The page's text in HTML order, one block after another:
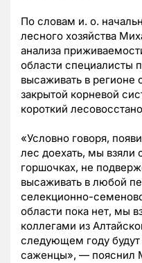
По словам и. о.
лесного хозяйства
анализа
области специалисты
высаживать в регионе
закрытой корневой
короткий
«Условно говоря,
лес доехать, мы взяли
горшочках, не
высаживать в любой
селекционно-
области пока нет, мы
коллегами из
следующем году
саженцы», — пояснил